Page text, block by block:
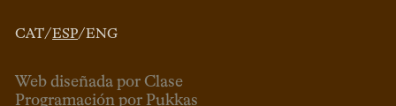
CAT/ESP/ENG
Web diseñada por Clase
Programación por Pukkas